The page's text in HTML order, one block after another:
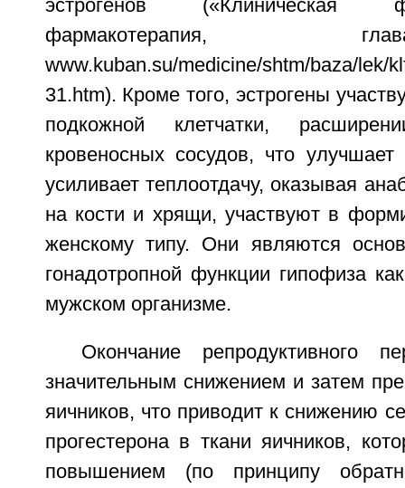
эстрогенов («Клиническая
фармакотерапия,
www.kuban.su/medicine/shtm/baza/lek/
31.htm). Кроме того, эстрогены
подкожной клетчатки,
кровеносных сосудов, что
усиливает теплоотдачу, оказывая
на кости и хрящи, участвуют в
женскому типу. Они являются
гонадотропной функции гипофиза
мужском организме.
Окончание репродуктивного
значительным снижением и затем
яичников, что приводит к снижению
прогестерона в ткани яичников,
повышением (по принципу